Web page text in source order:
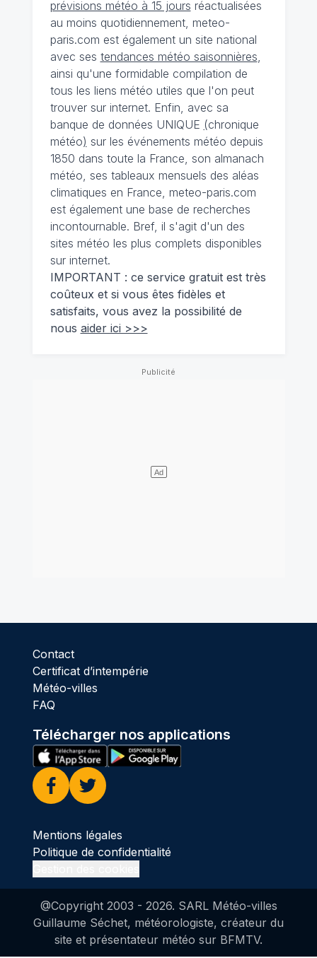
prévisions météo à 15 jours réactualisées
au moins quotidiennement, meteo-
paris.com est également un site national
avec ses tendances météo saisonnières,
ainsi qu'une formidable compilation de
tous les liens météo utiles que l'on peut
trouver sur internet. Enfin, avec sa
banque de données UNIQUE (chronique
météo) sur les événements météo depuis
1850 dans toute la France, son almanach
météo, ses tableaux mensuels des aléas
climatiques en France, meteo-paris.com
est également une base de recherches
incontournable. Bref, il s'agit d'un des
sites météo les plus complets disponibles
sur internet.
IMPORTANT : ce service gratuit est très
coûteux et si vous êtes fidèles et
satisfaits, vous avez la possibilité de
nous aider ici >>>
Contact
Certificat d’intempérie
Météo-villes
FAQ
Télécharger nos applications
Facebook
Twitter
Mentions légales
Politique de confidentialité
@Copyright 2003 - 2026. SARL Météo-villes
Guillaume Séchet, météorologiste, créateur du
site et présentateur météo sur BFMTV.